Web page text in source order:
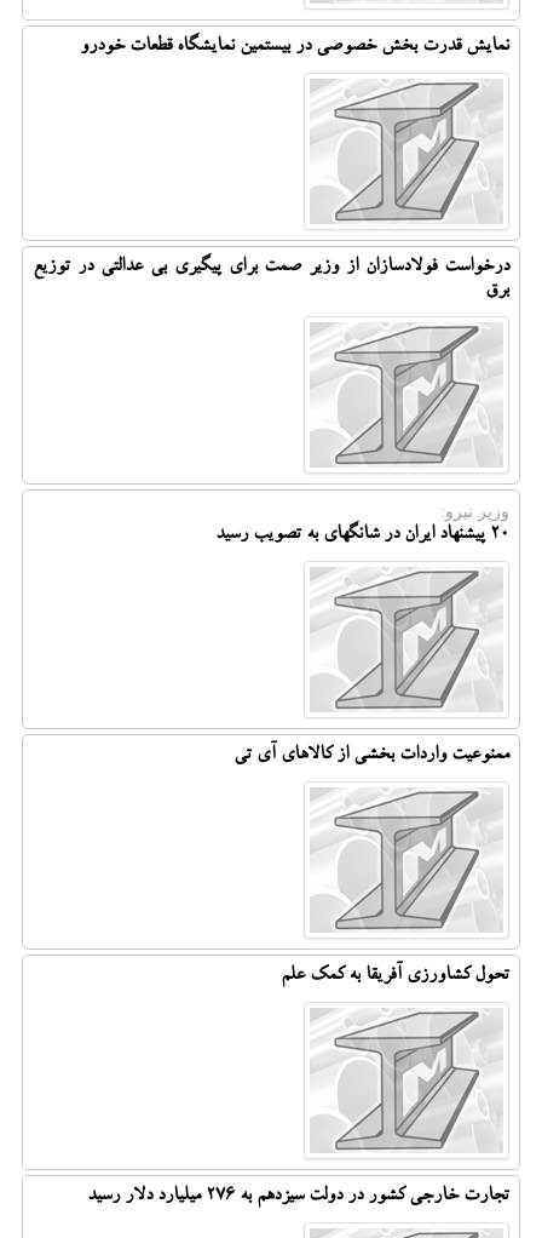
نمایش قدرت بخش خصوصی در بیستمین نمایشگاه قطعات خودرو
درخواست فولادسازان از وزیر صمت برای پیگیری بی عدالتی در توزیع
برق
وزیر نیرو:
۲۰ پیشنهاد ایران در شانگهای به تصویب رسید
ممنوعیت واردات بخشی از کالاهای آی تی
تحول کشاورزی آفریقا به کمک علم
تجارت خارجی کشور در دولت سیزدهم به 276 میلیارد دلار رسید